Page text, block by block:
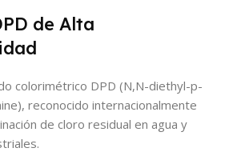
de Alta
colorimétrico DPD (N,N-diethyl-p-
reconocido internacionalmente
de cloro residual en agua y